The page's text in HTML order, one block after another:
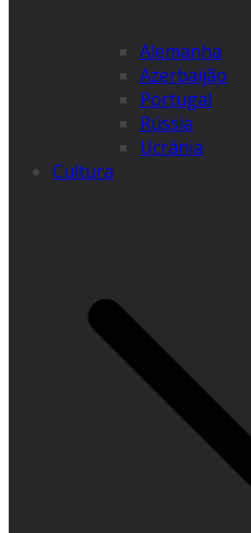
Alemanha
Azerbaijão
Portugal
Rússia
Ucrânia
Cultura